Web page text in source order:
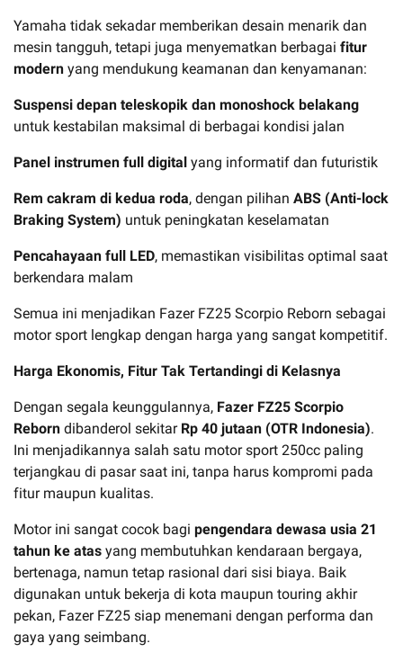
Yamaha tidak sekadar memberikan desain menarik dan
mesin tangguh, tetapi juga menyematkan berbagai fitur
modern yang mendukung keamanan dan kenyamanan:
Suspensi depan teleskopik dan monoshock belakang
untuk kestabilan maksimal di berbagai kondisi jalan
Panel instrumen full digital yang informatif dan futuristik
Rem cakram di kedua roda, dengan pilihan ABS (Anti-lock
Braking System) untuk peningkatan keselamatan
Pencahayaan full LED, memastikan visibilitas optimal saat
berkendara malam
Semua ini menjadikan Fazer FZ25 Scorpio Reborn sebagai
motor sport lengkap dengan harga yang sangat kompetitif.
Harga Ekonomis, Fitur Tak Tertandingi di Kelasnya
Dengan segala keunggulannya, Fazer FZ25 Scorpio
Reborn dibanderol sekitar Rp 40 jutaan (OTR Indonesia).
Ini menjadikannya salah satu motor sport 250cc paling
terjangkau di pasar saat ini, tanpa harus kompromi pada
fitur maupun kualitas.
Motor ini sangat cocok bagi pengendara dewasa usia 21
tahun ke atas yang membutuhkan kendaraan bergaya,
bertenaga, namun tetap rasional dari sisi biaya. Baik
digunakan untuk bekerja di kota maupun touring akhir
pekan, Fazer FZ25 siap menemani dengan performa dan
gaya yang seimbang.